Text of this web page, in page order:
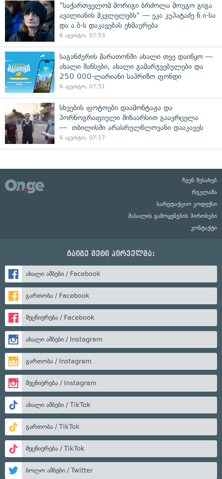
"საქართველომ მორიგი ბრძოლა მოუგო გიგა
ავალიანის მკვლელებს" — ეკა კუპატაძე ნ.ი-სა
და ა.ბ-ს დაკავებას ეხმაურება
6 აგვისტო, 07:53
საგანძურის მარათონში ახალი თვე დაიწყო —
ახალი შანსები, ახალი გამარჯვებულები და
250 000-ლარიანი საპრიზო ფონდი
6 აგვისტო, 07:51
სხვების ფოტოები დაამონტაჟა და
პორნოგრაფიული შინაარსით გაავრცელა
— თბილისში არასრულწლოვანი დააკავეს
6 აგვისტო, 07:17
ჩვენ შესახებ
რეკლამა
სარედაქციო კოდექსი
მასალის გამოყენების პირობები
კონტაქტი
გაიგე მეტი პირველმა:
ახალი ამბები / Facebook
გართობა / Facebook
მეცნიერება / Facebook
ახალი ამბები / Instagram
გართობა / Instagram
მეცნიერება / Instagram
ახალი ამბები / TikTok
გართობა / TikTok
მეცნიერება / TikTok
ბოლო ამბები / Twitter